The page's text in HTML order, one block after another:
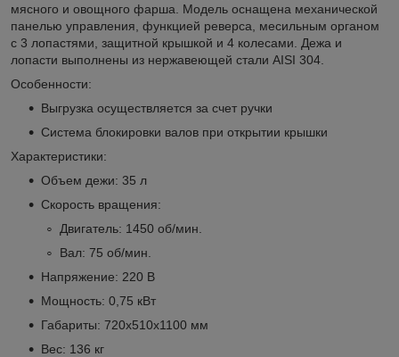
мясного и овощного фарша. Модель оснащена механической
панелью управления, функцией реверса, месильным органом
с 3 лопастями, защитной крышкой и 4 колесами. Дежа и
лопасти выполнены из нержавеющей стали AISI 304.
Особенности:
Выгрузка осуществляется за счет ручки
Система блокировки валов при открытии крышки
Характеристики:
Объем дежи: 35 л
Скорость вращения:
Двигатель: 1450 об/мин.
Вал: 75 об/мин.
Напряжение: 220 В
Мощность: 0,75 кВт
Габариты: 720x510x1100 мм
Вес: 136 кг